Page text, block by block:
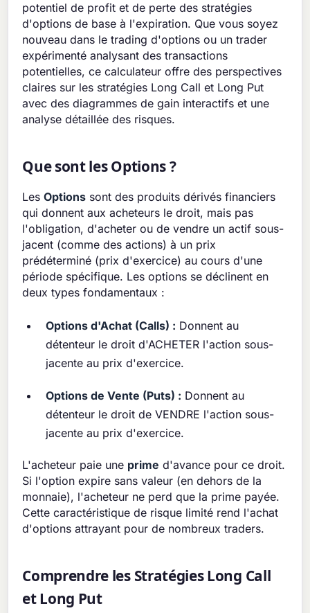
potentiel de profit et de perte des stratégies
d'options de base à l'expiration. Que vous soyez
nouveau dans le trading d'options ou un trader
expérimenté analysant des transactions
potentielles, ce calculateur offre des perspectives
claires sur les stratégies Long Call et Long Put
avec des diagrammes de gain interactifs et une
analyse détaillée des risques.
Que sont les Options ?
LesOptions sont des produits dérivés financiers
qui donnent aux acheteurs le droit, mais pas
l'obligation, d'acheter ou de vendre un actif sous-
jacent (comme des actions) à un prix
prédéterminé (prix d'exercice) au cours d'une
période spécifique. Les options se déclinent en
deux types fondamentaux :
Options d'Achat (Calls) : Donnent au
détenteur le droit d'ACHETER l'action sous-
jacente au prix d'exercice.
Options de Vente (Puts) : Donnent au
détenteur le droit de VENDRE l'action sous-
jacente au prix d'exercice.
L'acheteur paie une prime d'avance pour ce droit.
Si l'option expire sans valeur (en dehors de la
monnaie), l'acheteur ne perd que la prime payée.
Cette caractéristique de risque limité rend l'achat
d'options attrayant pour de nombreux traders.
Comprendre les Stratégies Long Call
et Long Put